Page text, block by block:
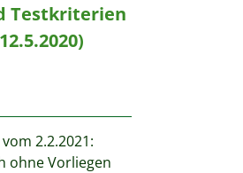
Testkriterien
2.2.2021:
ohne Vorliegen